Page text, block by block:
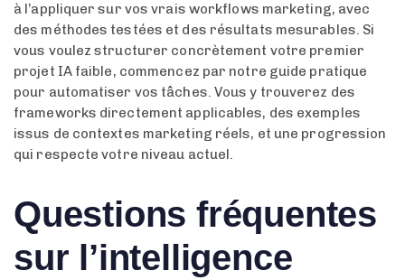
à l’appliquer sur vos vrais workflows marketing, avec
des méthodes testées et des résultats mesurables. Si
vous voulez structurer concrètement votre premier
projet IA faible, commencez par notre guide pratique
pour automatiser vos tâches. Vous y trouverez des
frameworks directement applicables, des exemples
issus de contextes marketing réels, et une progression
qui respecte votre niveau actuel.
Questions fréquentes
sur l’intelligence